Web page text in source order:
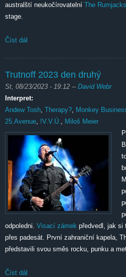
australští neukočírovatelní The Rumjacks
stage.
Číst dál
Trutnoff 2023 den druhý
St, 08/23/2023 - 19:12 -- David Webr
Interpret:
Andew Tosh Therapy? Monkey
25.Avenue !V.V.Ú.
Miloš Meier
odpoledni. Visací zámek předvedl, jak si
přes padesát. První zahraniční kapela,
představili svou směs rocku, punku a
Číst dál